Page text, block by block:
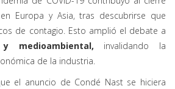
Europa y Asia, tras descubrirse que
de contagio. Esto amplió el debate a
medioambiental, invalidando la
de la industria.
el anuncio de Condé Nast se hiciera